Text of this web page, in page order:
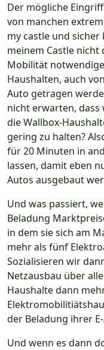
Der mögliche
von manchen
my castle und
meinem Castle nicht
Mobilität
Haushalten, auch
Auto getragen
nicht erwarten, dass
die Wallbox-
gering zu halten?
für 20 Minuten in
lassen, damit eben
Autos ausgebaut
Und was passiert,
Beladung
in dem sie sich am
mehr als fünf
Sozialisieren wir
Netzausbau über
Haushalte dann
der Beladung ihrer
Und wenn es dann